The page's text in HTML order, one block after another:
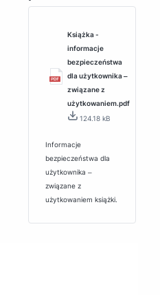
Książka -
informacje
bezpieczeństwa
dla użytkownika ‒
związane z
użytkowaniem.pdf
124.18 kB
Informacje
bezpieczeństwa dla
użytkownika ‒
związane z
użytkowaniem książki.